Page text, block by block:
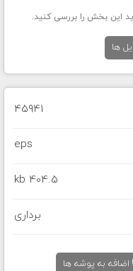
این بخش را بررسی کنید.
ها
45941
eps
404.5 kb
برداری
اضافه به پوشه ها